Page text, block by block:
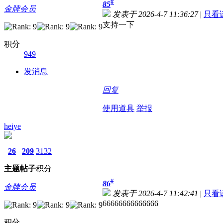
金牌会员
积分
949
发消息
85#
发表于 2026-4-7 11:36:27 | 只看
支持一下
回复
使用道具 举报
heiye
26
主题
209
帖子
3132
积分
金牌会员 86#
发表于 2026-4-7 11:42:41 | 只看
66666666666666